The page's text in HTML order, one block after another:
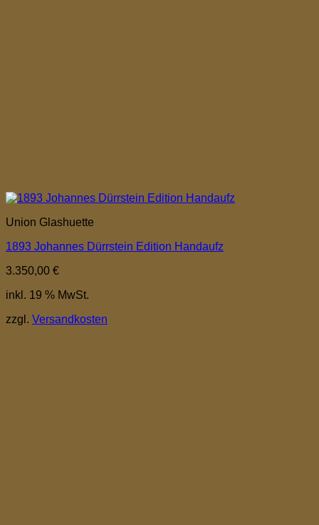
Union Glashuette
1893 Johannes Dürrstein Edition Handaufz
3.350,00 €
inkl. 19 % MwSt.
zzgl. Versandkosten